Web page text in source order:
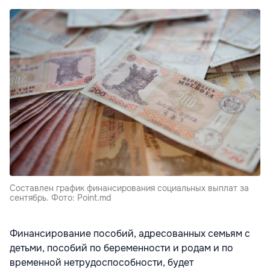
Составлен график финансирования социальных выплат за
сентябрь. Фото: Point.md
Финансирование пособий, адресованных семьям с
детьми, пособий по беременности и родам и по
временной нетрудоспособности, будет